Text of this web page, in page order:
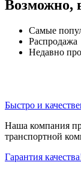
Возможно,
Самые
Распродажа
Недавно
Быстро и
Наша компания
транспортной
Гарантия